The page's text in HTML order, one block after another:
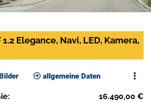
1.2 Elegance, Navi, LED, Kamera,
allgemeine Daten
: 16.490,00 €